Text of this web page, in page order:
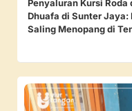
Penyaluran Kursi
Dhuafa di Sunter Jaya:
Saling Menopang di